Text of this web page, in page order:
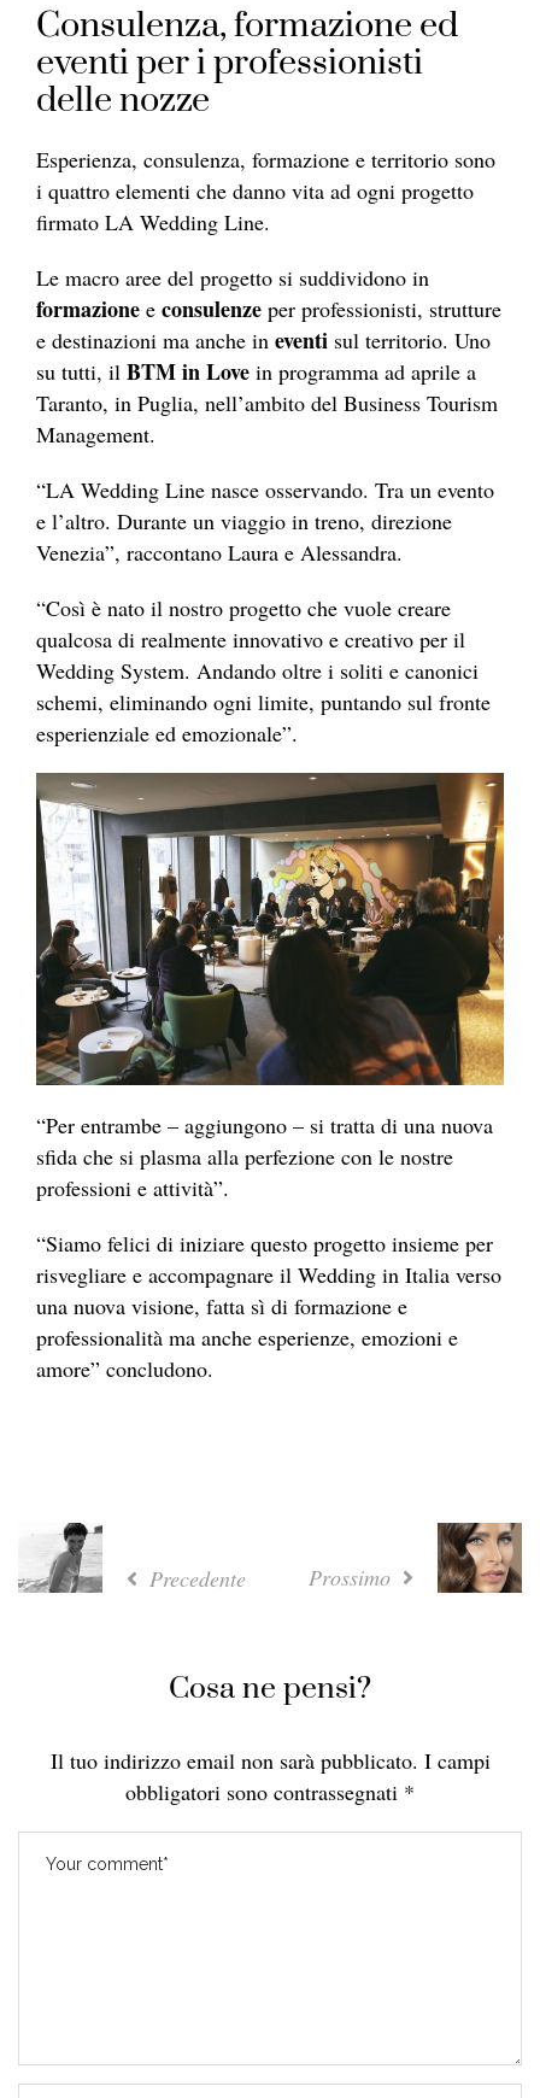
Consulenza, formazione ed
eventi per i professionisti
delle nozze
Esperienza, consulenza, formazione e territorio sono
i quattro elementi che danno vita ad ogni progetto
firmato LA Wedding Line.
Le macro aree del progetto si suddividono in
formazione e consulenze per professionisti, strutture
e destinazioni ma anche in eventi sul territorio. Uno
su tutti, il BTM in Love in programma ad aprile a
Taranto, in Puglia, nell’ambito del Business Tourism
Management.
“LA Wedding Line nasce osservando. Tra un evento
e l’altro. Durante un viaggio in treno, direzione
Venezia”, raccontano Laura e Alessandra.
“Così è nato il nostro progetto che vuole creare
qualcosa di realmente innovativo e creativo per il
Wedding System. Andando oltre i soliti e canonici
schemi, eliminando ogni limite, puntando sul fronte
esperienziale ed emozionale”.
“Per entrambe – aggiungono – si tratta di una nuova
sfida che si plasma alla perfezione con le nostre
professioni e attività”.
“Siamo felici di iniziare questo progetto insieme per
risvegliare e accompagnare il Wedding in Italia verso
una nuova visione, fatta sì di formazione e
professionalità ma anche esperienze, emozioni e
amore” concludono.
Precedente Prossimo
Cosa ne pensi?
Il tuo indirizzo email non sarà pubblicato. I campi
obbligatori sono contrassegnati *